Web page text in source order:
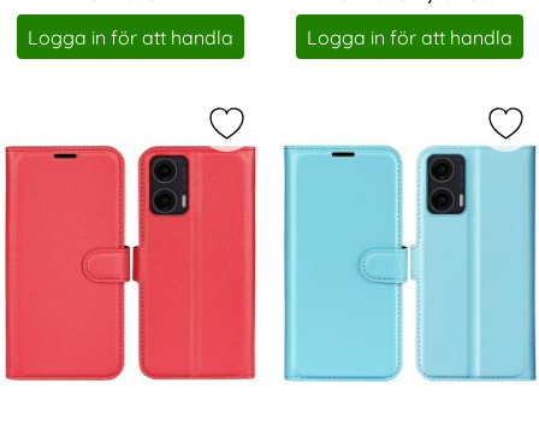
Art. nr 237165
Logga in för att handla
Art. nr 237166
Logga in för att handla
Markera motorola Moto G35 5G